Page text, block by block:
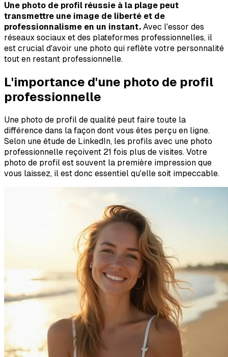
Une photo de profil réussie à la plage peut
transmettre une image de liberté et de
professionnalisme en un instant. Avec l'essor des
réseaux sociaux et des plateformes professionnelles, il
est crucial d'avoir une photo qui reflète votre personnalité
tout en restant professionnelle.
L'importance d'une photo de profil
professionnelle
Une photo de profil de qualité peut faire toute la
différence dans la façon dont vous êtes perçu en ligne.
Selon une étude de LinkedIn, les profils avec une photo
professionnelle reçoivent 21 fois plus de visites. Votre
photo de profil est souvent la première impression que
vous laissez, il est donc essentiel qu'elle soit impeccable.